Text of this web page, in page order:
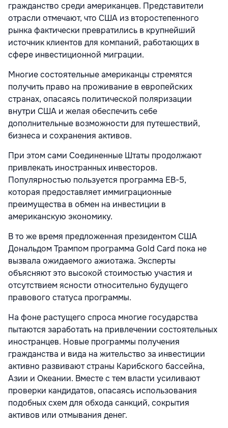
гражданство среди американцев. Представители
отрасли отмечают, что США из второстепенного
рынка фактически превратились в крупнейший
источник клиентов для компаний, работающих в
сфере инвестиционной миграции.
Многие состоятельные американцы стремятся
получить право на проживание в европейских
странах, опасаясь политической поляризации
внутри США и желая обеспечить себе
дополнительные возможности для путешествий,
бизнеса и сохранения активов.
При этом сами Соединенные Штаты продолжают
привлекать иностранных инвесторов.
Популярностью пользуется программа EB-5,
которая предоставляет иммиграционные
преимущества в обмен на инвестиции в
американскую экономику.
В то же время предложенная президентом США
Дональдом Трампом программа Gold Card пока не
вызвала ожидаемого ажиотажа. Эксперты
объясняют это высокой стоимостью участия и
отсутствием ясности относительно будущего
правового статуса программы.
На фоне растущего спроса многие государства
пытаются заработать на привлечении состоятельных
иностранцев. Новые программы получения
гражданства и вида на жительство за инвестиции
активно развивают страны Карибского бассейна,
Азии и Океании. Вместе с тем власти усиливают
проверки кандидатов, опасаясь использования
подобных схем для обхода санкций, сокрытия
активов или отмывания денег.